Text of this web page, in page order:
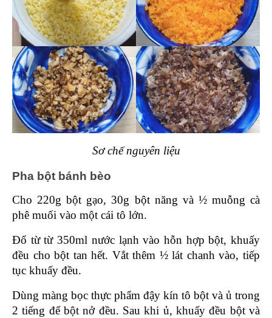
Sơ chế nguyên liệu
Pha bột bánh bèo
Cho 220g bột gạo, 30g bột năng và ½ muỗng cà
phê muối vào một cái tô lớn.
Đổ từ từ 350ml nước lạnh vào hỗn hợp bột, khuấy
đều cho bột tan hết. Vắt thêm ½ lát chanh vào, tiếp
tục khuấy đều.
Dùng màng bọc thực phẩm đậy kín tô bột và ủ trong
2 tiếng để bột nở đều. Sau khi ủ, khuấy đều bột và